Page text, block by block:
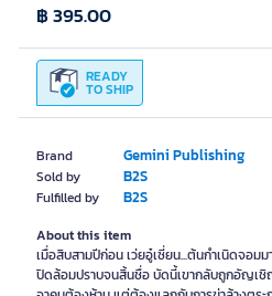
Brand Gemini Publishing
Sold by B2S
Fulfilled by B2S
READY
TO SHIP
฿ 395.00
About this item
เมื่อสิบสามปีก่อน เว่ยอู๋เซี่ยน...ต้นกำเนิดจอม
ปิดล้อมปราบจนสิ้นชื่อ บัดนี้เขากลับถูกอัญเ